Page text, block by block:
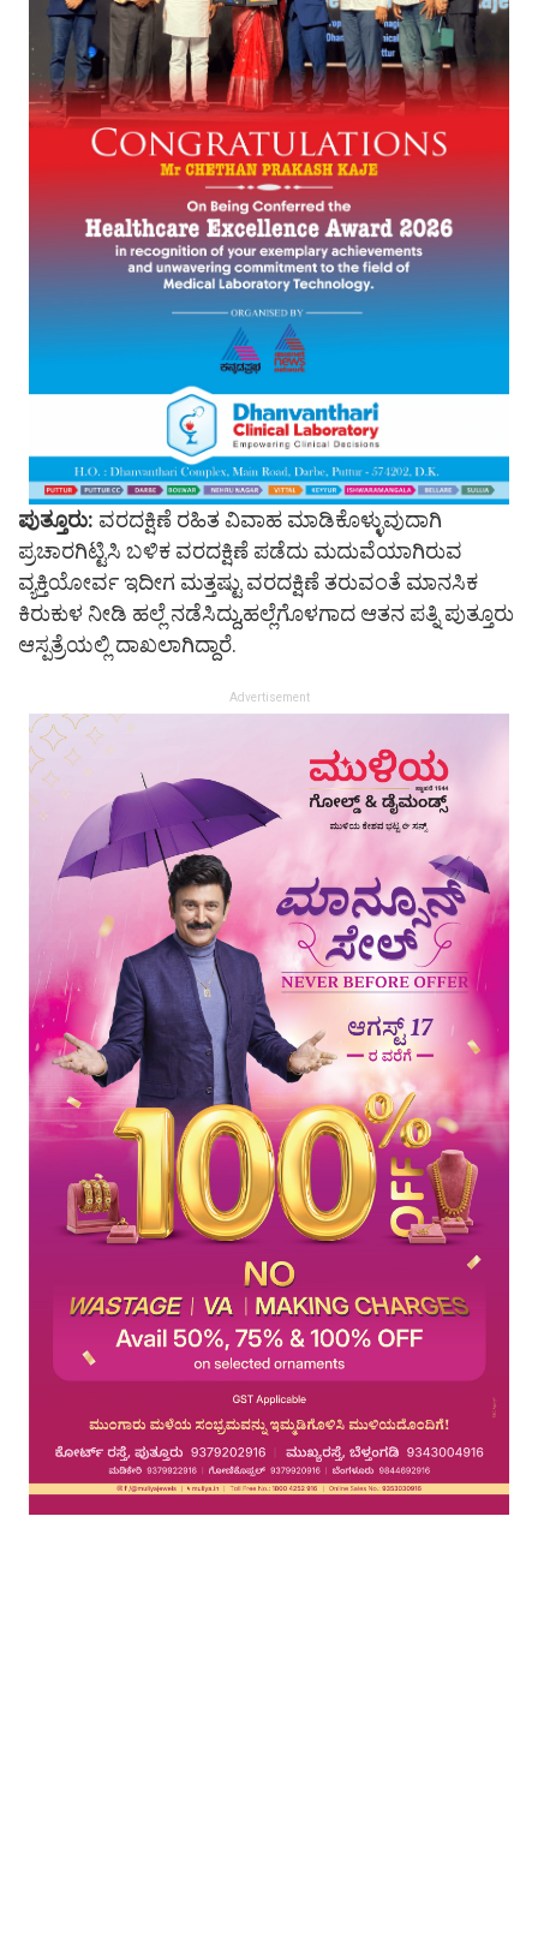
ಪುತ್ತೂರು: ವರದಕ್ಷಿಣೆ ರಹಿತ ವಿವಾಹ ಮಾಡಿಕೊಳ್ಳುವುದಾಗಿ
ಪ್ರಚಾರಗಿಟ್ಟಿಸಿ ಬಳಿಕ ವರದಕ್ಷಿಣೆ ಪಡೆದು ಮದುವೆಯಾಗಿರುವ
ವ್ಯಕ್ತಿಯೋರ್ವ ಇದೀಗ ಮತ್ತಷ್ಟು ವರದಕ್ಷಿಣೆ ತರುವಂತೆ ಮಾನಸಿಕ
ಕಿರುಕುಳ ನೀಡಿ ಹಲ್ಲೆ ನಡೆಸಿದ್ದು,ಹಲ್ಲೆಗೊಳಗಾದ ಆತನ ಪತ್ನಿ ಪುತ್ತೂರು
ಆಸ್ಪತ್ರೆಯಲ್ಲಿ ದಾಖಲಾಗಿದ್ದಾರೆ.
Advertisement